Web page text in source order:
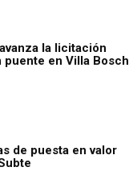
la licitación
puente en Villa Bosch
de puesta en valor